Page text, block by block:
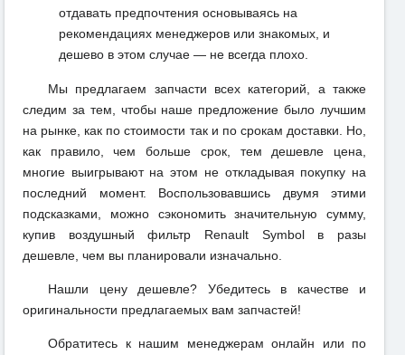
отдавать предпочтения основываясь на
рекомендациях менеджеров или знакомых, и
дешево в этом случае — не всегда плохо.
Мы предлагаем запчасти всех категорий, а также
следим за тем, чтобы наше предложение было лучшим
на рынке, как по стоимости так и по срокам доставки. Но,
как правило, чем больше срок, тем дешевле цена,
многие выигрывают на этом не откладывая покупку на
последний момент. Воспользовавшись двумя этими
подсказками, можно сэкономить значительную сумму,
купив воздушный фильтр Renault Symbol в разы
дешевле, чем вы планировали изначально.
Нашли цену дешевле? Убедитесь в качестве и
оригинальности предлагаемых вам запчастей!
Обратитесь к нашим менеджерам онлайн или по